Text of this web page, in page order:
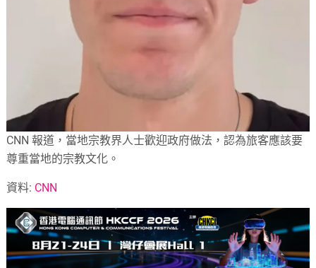
CNN 報道，當地宗教界人士歡迎政府做法，認為旅客應該要
尊重當地的宗教文化。
資料: CNN